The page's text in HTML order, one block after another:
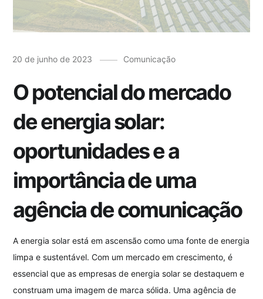
20 de junho de 2023 Comunicação
O potencial do mercado
de energia solar:
oportunidades e a
importância de uma
agência de comunicação
A energia solar está em ascensão como uma fonte de energia
limpa e sustentável. Com um mercado em crescimento, é
essencial que as empresas de energia solar se destaquem e
construam uma imagem de marca sólida. Uma agência de